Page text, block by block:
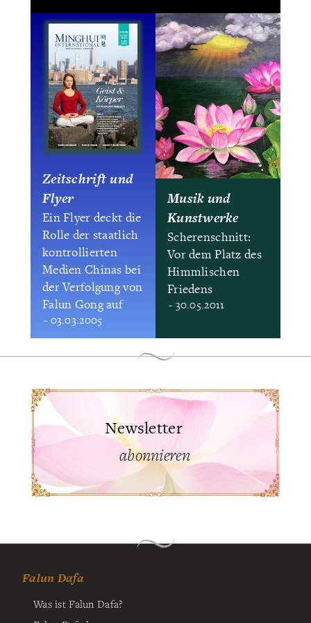
Zeitschrift und
Flyer
Ein Flyer deckt die
Rolle der staatlich
kontrollierten
Medien Chinas bei
der Verfolgung von
Falun Gong auf
- 03.03.2005
Musik und
Kunstwerke
Scherenschnitt:
Vor dem Platz des
Himmlischen
Friedens
- 30.05.2011
abonnieren
Newsletter
Falun Dafa
Was ist Falun Dafa?